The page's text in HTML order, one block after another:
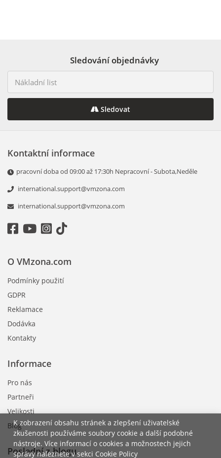
K zobrazení obsahu stránek a zlepšení uživatelské
zkušenosti používáme soubory cookie a další podobné
nástroje. Více informací o cookies a možnostech jejich
správy naleznete v sekci Cookie Policy
Sledování objednávky
Sledovat
Kontaktní informace
pracovní doba od 09:00 až 17:30h Nepracovní - Subota,Neděle
international.support@vmzona.com
international.support@vmzona.com
Informace
Pro nás
Partneři
Velikosti
Blog
O VMzona.com
Podmínky použití
GDPR
Reklamace
Dodávka
Kontakty
Poslední z blogu